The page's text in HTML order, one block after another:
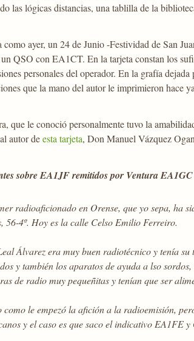
las lógicas distancias, una tablilla de la
como ayer, un 24 de Junio -Festividad de San
QSO con EA1CT. En la tarjeta constan los
personales del operador. En la grafía
que la mano del autor le imprimieron hace
que le conoció personalmente tuvo la
autor deesta tarjeta, Don Manuel Vázquez
sobre EA1JF remitidos por Ventura EA1GC
radioaficionado en Orense, que yo sepa, ha
56-4º. Hoy es la calle Celso Emilio Ferreiro.
Álvarez era muy buen radiotécnico y tenía
y también los aparatos de ayuda a lso
de radio muy pequeñitas y tenían que ser
como le empezó la afición a la radioemisión,
y el caso es que saco el indicativo EA1FE